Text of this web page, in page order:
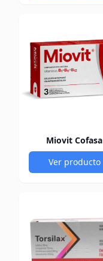
Miovit Cofasa
Ver producto